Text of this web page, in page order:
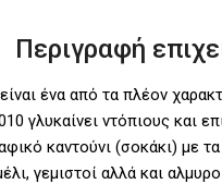
Περιγραφή
ένα από τα πλέον
γλυκαίνει ντόπιους και
καντούνι (σοκάκι) με
γεμιστοί αλλά και